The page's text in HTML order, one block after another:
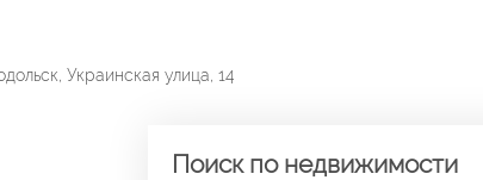
Украинская улица, 14
Поиск по недвижимости